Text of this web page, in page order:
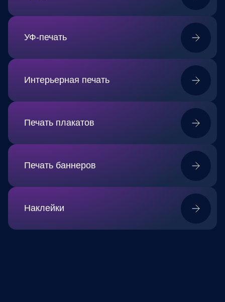
УФ-печать
Интерьерная печать
Печать плакатов
Печать баннеров
Наклейки